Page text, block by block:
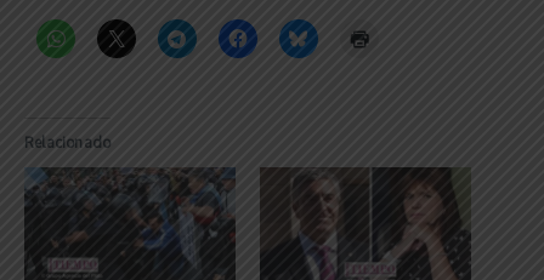
Relacionado